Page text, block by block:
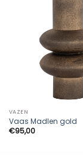
VAZEN
Vaas Madlen gold
€95,00